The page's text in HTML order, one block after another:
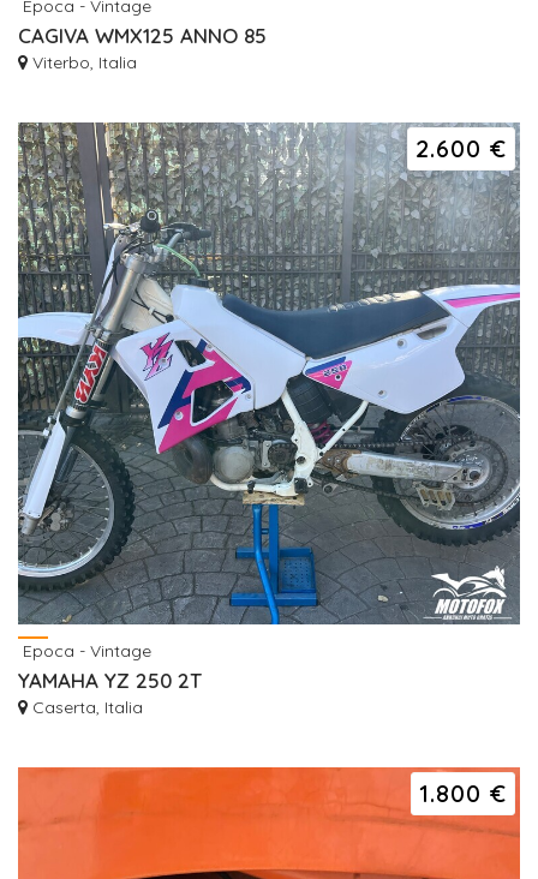
Epoca - Vintage
CAGIVA WMX125 ANNO 85
Viterbo, Italia
2.600 €
Epoca - Vintage
YAMAHA YZ 250 2T
Caserta, Italia
1.800 €